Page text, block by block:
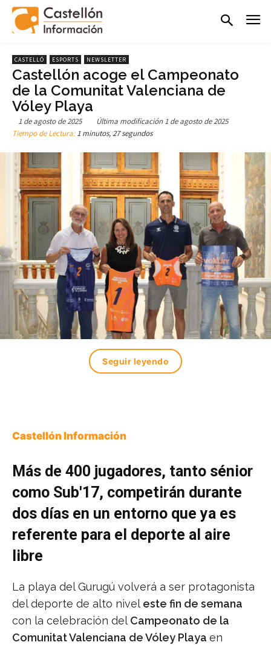
CASTELLÓ ESPORTS NEWSLETTER
Castellón acoge el Campeonato
de la Comunitat Valenciana de
Vóley Playa
1 de agosto de 2025 Última modificación 1 de agosto de 2025
Tiempo de Lectura:1 minutos, 27 segundos
Seguir leyendo
Castellón Información
Más de 400 jugadores, tanto sénior
como Sub'17, competirán durante
dos días en un entorno que ya es
referente para el deporte al aire
libre
La playa del Gurugú volverá a ser protagonista
del deporte de alto nivel este fin de semana
con la celebración del Campeonato de la
Comunitat Valenciana de Vóley Playa en